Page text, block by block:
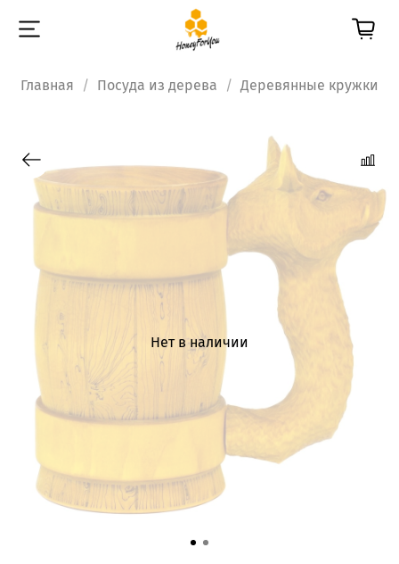
Главная Посуда из дерева Деревянные кружки
Нет в наличии